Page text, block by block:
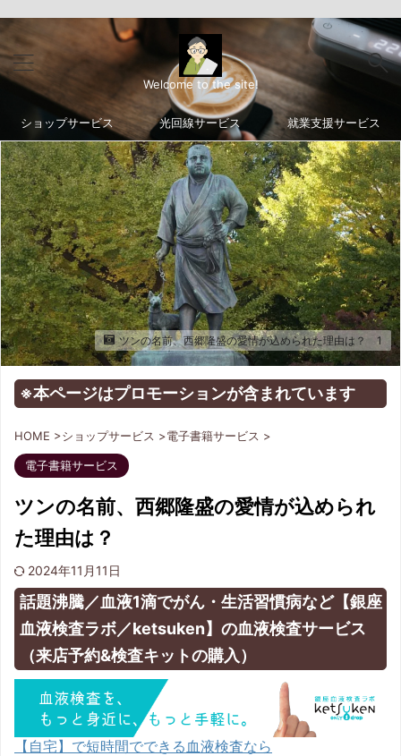
Welcome to the site!
ショップサービス 光回線サービス 就業支援サービス
ツンの名前、西郷隆盛の愛情が込められた理由は？ 1
※本ページはプロモーションが含まれています
HOME >ショップサービス >電子書籍サービス >
電子書籍サービス
ツンの名前、西郷隆盛の愛情が込められ
た理由は？
2024年11月11日
話題沸騰／血液1滴でがん・生活習慣病など【銀座
血液検査ラボ／ketsuken】の血液検査サービス
（来店予約&検査キットの購入）
【自宅】で短時間でできる血液検査なら